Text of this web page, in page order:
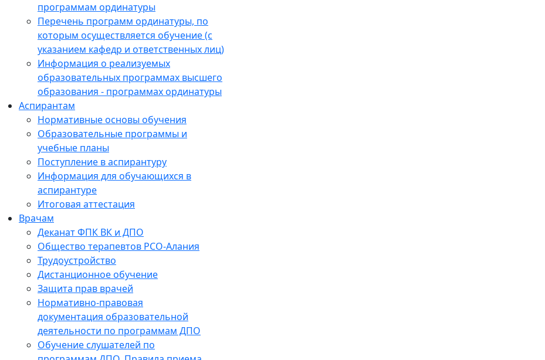
программам ординатуры
Перечень программ ординатуры, по
которым осуществляется обучение (с
указанием кафедр и ответственных лиц)
Информация о реализуемых
образовательных программах высшего
образования - программах ординатуры
Аспирантам
Нормативные основы обучения
Образовательные программы и
учебные планы
Поступление в аспирантуру
Информация для обучающихся в
аспирантуре
Итоговая аттестация
Врачам
Деканат ФПК ВК и ДПО
Общество терапевтов РСО-Алания
Трудоустройство
Дистанционное обучение
Защита прав врачей
Нормативно-правовая
документация образовательной
деятельности по программам ДПО
Обучение слушателей по